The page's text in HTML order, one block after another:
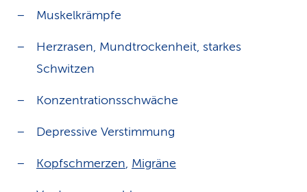
Muskelkrämpfe
Herzrasen, Mundtrockenheit, starkes
Schwitzen
Konzentrationsschwäche
Depressive Verstimmung
Kopfschmerzen, Migräne